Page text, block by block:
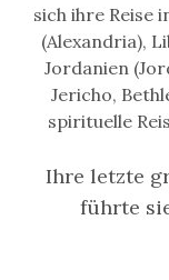
sich ihre Reise
(Alexandria),
Jordanien
Jericho,
spirituelle
Ihre letzte
führte